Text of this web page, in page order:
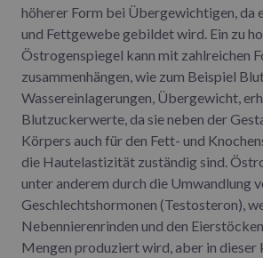
höherer Form bei Übergewichtigen, da
und Fettgewebe gebildet wird. Ein zu
Östrogenspiegel kann mit zahlreichen
zusammenhängen, wie zum Beispiel
Wassereinlagerungen, Übergewicht,
Blutzuckerwerte, da sie neben der
Körpers auch für den Fett- und
die Hautelastizität zuständig sind.
unter anderem durch die Umwandlung
Geschlechtshormonen (Testosteron),
Nebennierenrinden und den
Mengen produziert wird, aber in dieser